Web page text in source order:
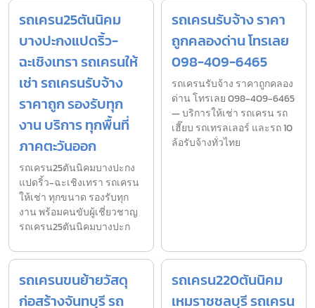
รถเครน25ตันนิคม
บางปะกงแปดริ้ว-
ฉะเชิงเทรา รถเครนให้
เช่า รถเครนรับจ้าง
ราคาถูก รองรับทุก
งาน บริการ ทุกพื้นที่
ภาคตะวันออก
รถเครน25ตันนิคมบางปะกง
แปดริ้ว-ฉะเชิงเทรา รถเครน
ให้เช่า ทุกขนาด รองรับทุก
งาน พร้อมคนขับผู้เชี่ยวชาญ
รถเครน25ตันนิคมบางปะก
รถเครนรับจ้าง ราคา
ถูกคลองด่าน โทรเลย
098-409-6465
รถเครนรับจ้าง ราคาถูกคลอง
ด่าน โทรเลย 098-409-6465
— บริการให้เช่า รถเครน รถ
เฮี๊ยบ รถเทรลเลอร์ และรถ 10
ล้อรับจ้างทั่วไทย
รถเครนขนย้ายวัสดุ
ก่อสร้างจันทบุรี รถ
รถเครน220ตันนิคม
เหมราชชลบุรี รถเครน